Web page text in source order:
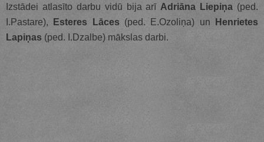
Izstādei atlasīto darbu vidū bija arī Adriāna Liepiņa (ped.
I.Pastare),
Esteres Lāces(ped. E.Ozoliņa) un
Henrietes
Lapiņas (ped. I.Dzalbe) mākslas darbi.